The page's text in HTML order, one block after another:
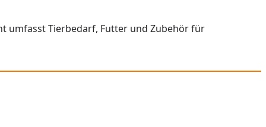
umfasst Tierbedarf, Futter und Zubehör für